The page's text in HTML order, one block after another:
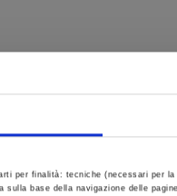
per finalità: tecniche (necessari per
sulla base della navigazione delle